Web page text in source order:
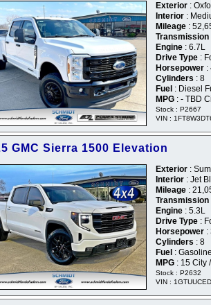
Exterior :
Interior :
Mileage :
Transmission
Engine : 6.7L
Drive Type :
Horsepower :
Cylinders : 8
Fuel : Diesel
MPG : - TBD
Stock : P2667
VIN :
GMC Sierra 1500 Elevation
Exterior :
Interior : Jet
Mileage :
Transmission
Engine : 5.3L
Drive Type :
Horsepower :
Cylinders : 8
Fuel :
MPG : 15 City
Stock : P2632
VIN :